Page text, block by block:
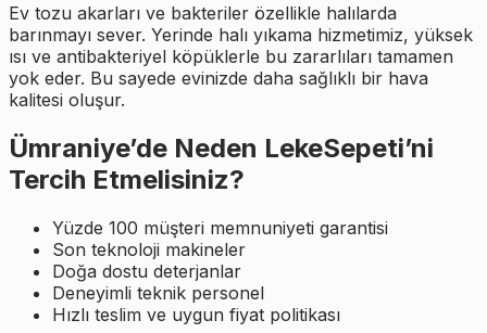
Ev tozu akarları ve bakteriler özellikle halılarda
barınmayı sever. Yerinde halı yıkama hizmetimiz, yüksek
ısı ve antibakteriyel köpüklerle bu zararlıları tamamen
yok eder. Bu sayede evinizde daha sağlıklı bir hava
kalitesi oluşur.
Ümraniye’de Neden LekeSepeti’ni
Tercih Etmelisiniz?
Yüzde 100 müşteri memnuniyeti garantisi
Son teknoloji makineler
Doğa dostu deterjanlar
Deneyimli teknik personel
Hızlı teslim ve uygun fiyat politikası